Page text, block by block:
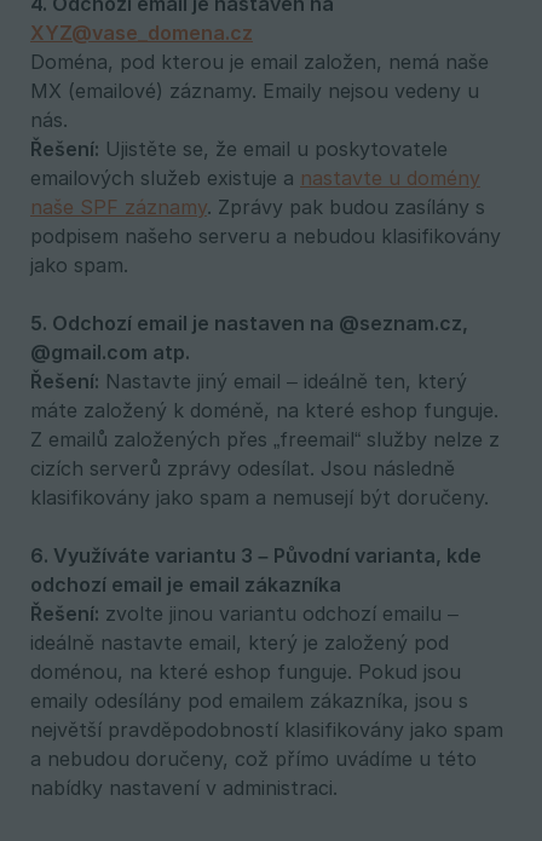
XYZ@vase_domena.cz
Doména, pod kterou je email založen, nemá naše
MX (emailové) záznamy. Emaily nejsou vedeny u
nás.
Řešení: Ujistěte se, že email u poskytovatele
emailových služeb existuje a nastavte u domény
naše SPF záznamy. Zprávy pak budou zasílány s
podpisem našeho serveru a nebudou klasifikovány
jako spam.
5. Odchozí email je nastaven na @seznam.cz,
@gmail.com atp.
Řešení: Nastavte jiný email – ideálně ten, který
máte založený k doméně, na které eshop funguje.
Z emailů založených přes „freemail“ služby nelze z
cizích serverů zprávy odesílat. Jsou následně
klasifikovány jako spam a nemusejí být doručeny.
6. Využíváte variantu 3 – Původní varianta, kde
odchozí email je email zákazníka
Řešení: zvolte jinou variantu odchozí emailu –
ideálně nastavte email, který je založený pod
doménou, na které eshop funguje. Pokud jsou
emaily odesílány pod emailem zákazníka, jsou s
největší pravděpodobností klasifikovány jako spam
a nebudou doručeny, což přímo uvádíme u této
nabídky nastavení v administraci.